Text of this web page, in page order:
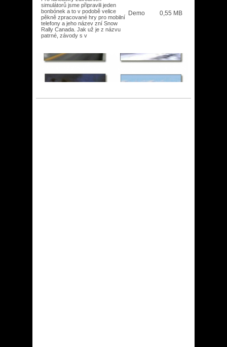
simulátorů jsme připravili jeden
bonbónek a to v podobě velice
pěkně zpracované hry pro mobilní
telefony a jeho název zní Snow
Rally Canada. Jak už je z názvu
patrné, závody s v
Demo 0,55 MB